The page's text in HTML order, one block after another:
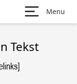
Menu
Tekst